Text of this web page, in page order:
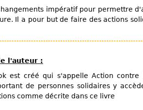
impératif pour permettre
Il a pour but de faire des actions
l'auteur :
est créé qui s'appelle Action
de personnes solidaires y
comme décrite dans ce livre